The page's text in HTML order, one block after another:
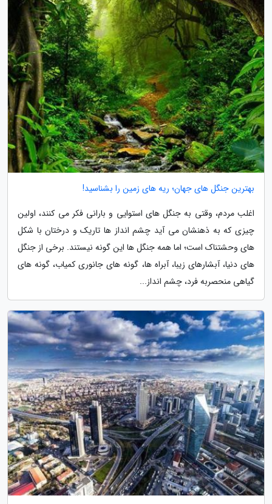
بهترین جنگل های جهان؛ ریه های زمین را بشناسید!
اغلب مردم، وقتی به جنگل های استوایی و بارانی فکر می کنند، اولین
چیزی که به ذهنشان می آید چشم انداز ها تاریک و درختان با شکل
های وحشتناک است؛ اما همه جنگل ها این گونه نیستند. برخی از جنگل
های دنیا، آبشارهای زیبا، آبراه ها، گونه های جانوری کمیاب، گونه های
گیاهی منحصربه فرد، چشم انداز...